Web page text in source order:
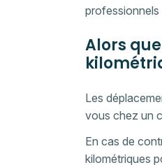
professionnels
Alors
Les
vous chez un
En cas de
kilométriques